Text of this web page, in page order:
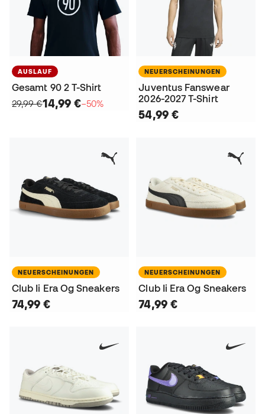
AUSLAUF
Gesamt 90 2 T-Shirt
29,99 €14,99 €−50%
NEUERSCHEINUNGEN
Juventus Fanswear
2026-2027 T-Shirt
54,99 €
NEUERSCHEINUNGEN
Club Ii Era Og Sneakers
74,99 €
NEUERSCHEINUNGEN
Club Ii Era Og Sneakers
74,99 €